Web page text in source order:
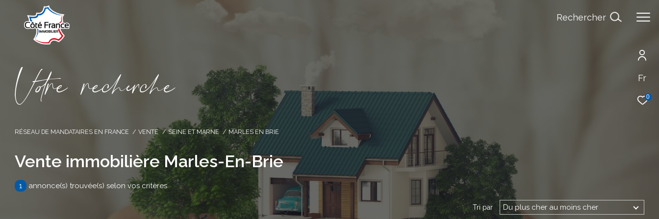
Fr
0
Rechercher
Vore recece
RÉSEAU DE MANDATAIRES EN FRANCE VENTE SEINE ET MARNE MARLES EN BRIE
Vente immobilière Marles-En-Brie
1 annonce(s) trouvée(s) selon vos critères
Tri par Du plus cher au moins cher